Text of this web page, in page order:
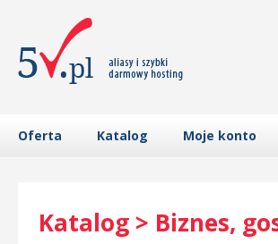
Oferta Katalog Moje konto
Katalog > Biznes,